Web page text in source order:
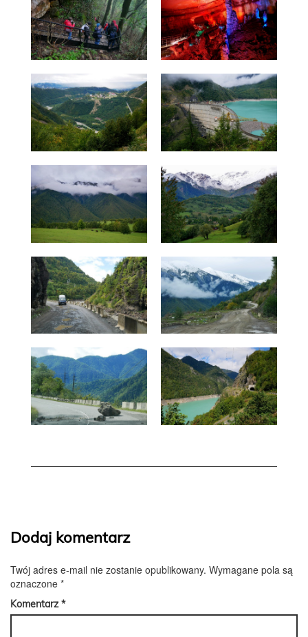
Dodaj komentarz
Twój adres e-mail nie zostanie opublikowany. Wymagane pola są
oznaczone *
Komentarz*